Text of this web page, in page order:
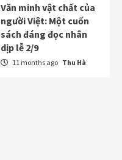
Văn minh vật chất của
người Việt: Một cuốn
sách đáng đọc nhân
dịp lễ 2/9
11 months ago Thu Hà